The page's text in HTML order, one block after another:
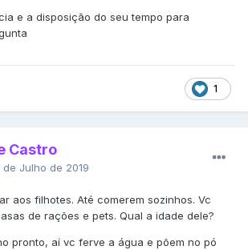
e a disposição do seu tempo para
1
Castro
de Julho de 2019
aos filhotes. Até comerem sozinhos. Vc
de rações e pets. Qual a idade dele?
pronto, aí vc ferve a água e põem no pó